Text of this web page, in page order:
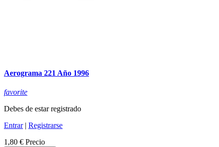
Aerograma 221 Año 1996
favorite
Debes de estar registrado
Entrar| Registrarse
1,80 € Precio